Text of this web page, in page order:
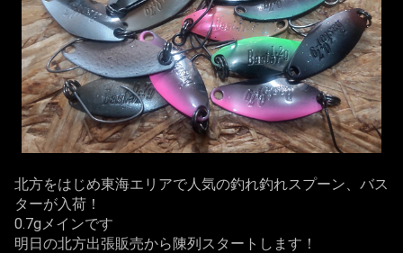
北方をはじめ東海エリアで人気の釣れ釣れスプーン、バス
ターが入荷！
0.7gメインです
明日の北方出張販売から陳列スタートします！